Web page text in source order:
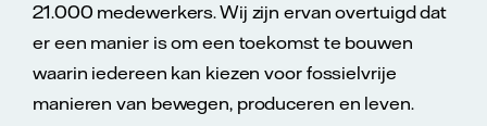
21.000 medewerkers. Wij zijn ervan overtuigd dat
er een manier is om een toekomst te bouwen
waarin iedereen kan kiezen voor fossielvrije
manieren van bewegen, produceren en leven.